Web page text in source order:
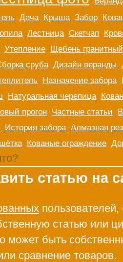
Дача Крыша Забор
Лестница Скетчап
Утепление Щебень гранитный
сруба Дизайн веранды
Назначение забора
Натуральная черепица
прогон Частные статьи
История забора Алмазная
Кованые ограждение
статью на
статью или
может быть
сравнение товаров.